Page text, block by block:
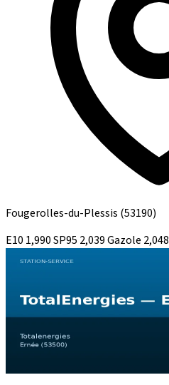
Fougerolles-du-Plessis (53190)
E10 1,990SP95 2,039Gazole 2,048